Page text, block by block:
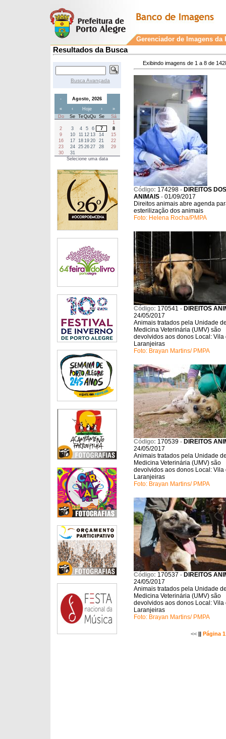
Gerenciador de Imagens da
Resultados da Busca
Exibindo imagens de 1 a 8 de
Código: 174298 - DIREITOS DOS
ANIMAIS - 01/09/2017
Direitos animais abre agenda
esterilização dos animais
Foto: Helena Rocha/PMPA
Código: 170541 - DIREITOS
24/05/2017
Animais tratados pela Unidade
Medicina Veterinária (UMV) são
devolvidos aos donos Local: Vila
Laranjeiras
Foto: Brayan Martins/ PMPA
Código: 170539 - DIREITOS
24/05/2017
Animais tratados pela Unidade
Medicina Veterinária (UMV) são
devolvidos aos donos Local: Vila
Laranjeiras
Foto: Brayan Martins/ PMPA
Código: 170537 - DIREITOS
24/05/2017
Animais tratados pela Unidade
Medicina Veterinária (UMV) são
devolvidos aos donos Local: Vila
Laranjeiras
Foto: Brayan Martins/ PMPA
<< ||Página
Busca Avançada
-
Agosto, 2026
«
‹ Hoje ›
»
Do
Se TeQuQu Se
Sá
1
2
3 4 5 6 7
8
9
10 11 12 13 14
15
16
17 18 19 20 21
22
23
24 25 26 27 28
29
30
31
Selecione uma data